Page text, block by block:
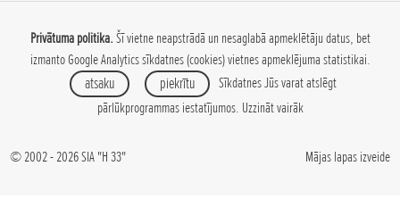
Privātuma politika.Šī vietne neapstrādā un nesaglabā apmeklētāju datus, bet
izmanto Google Analytics sīkdatnes (cookies) vietnes apmeklējuma statistikai.
atsaku piekrītu
Sīkdatnes Jūs varat atslēgt
pārlūkprogrammas iestatījumos. Uzzināt vairāk
© 2002 - 2026 SIA "H 33" Mājas lapas izveide